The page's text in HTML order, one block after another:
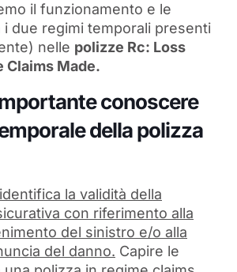
il funzionamento e le
due regimi temporali presenti
nelle polizze Rc: Loss
Claims Made.
conoscere
della polizza
la validità della
con riferimento alla
del sinistro e/o alla
del danno. Capire le